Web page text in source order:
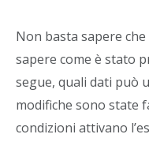
Non basta sapere che
sapere come è stato
segue, quali dati può
modifiche sono state
condizioni attivano